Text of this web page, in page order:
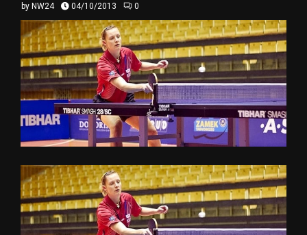
by NW24 04/10/2013 0